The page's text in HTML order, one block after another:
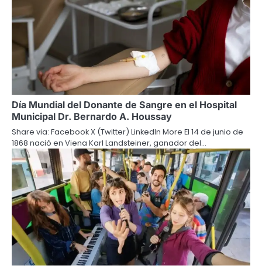
Día Mundial del Donante de Sangre en el Hospital
Municipal Dr. Bernardo A. Houssay
Share via: Facebook X (Twitter) LinkedIn More El 14 de junio de
1868 nació en Viena Karl Landsteiner, ganador del…